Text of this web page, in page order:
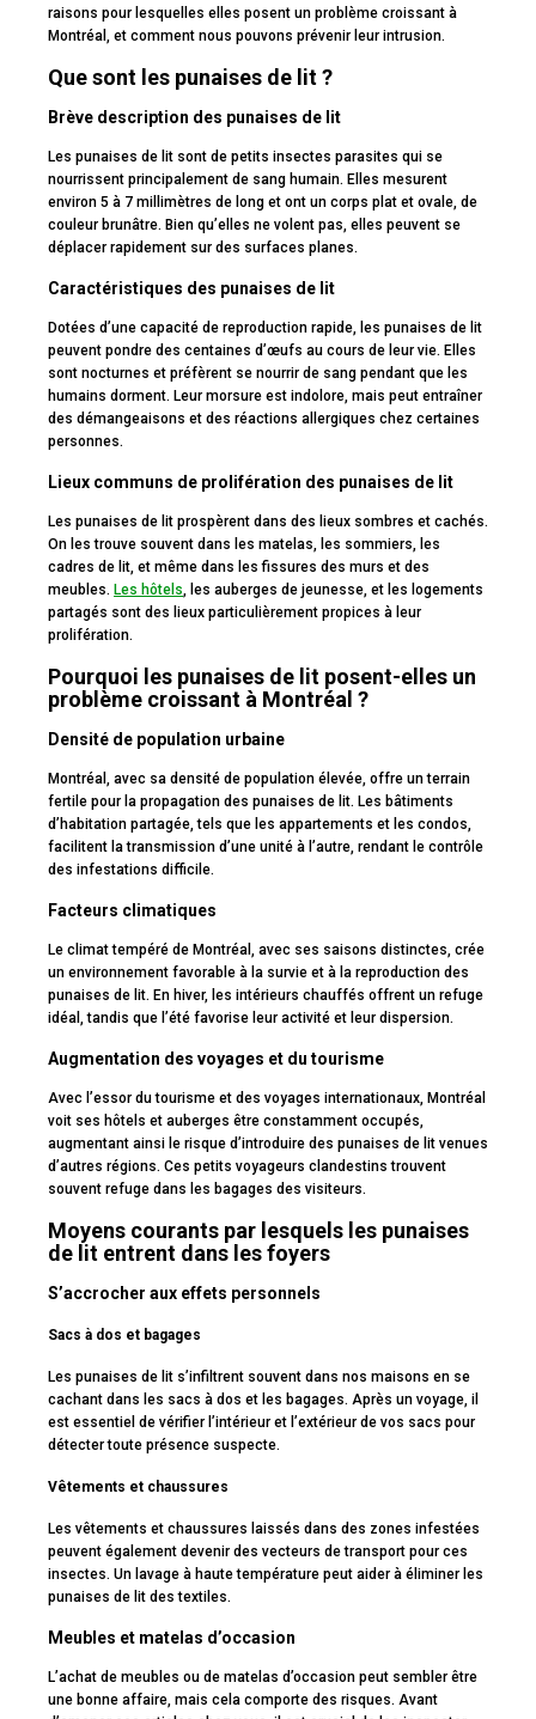
raisons pour lesquelles elles posent un problème croissant à
Montréal, et comment nous pouvons prévenir leur intrusion.
Que sont les punaises de lit ?
Brève description des punaises de lit
Les punaises de lit sont de petits insectes parasites qui se
nourrissent principalement de sang humain. Elles mesurent
environ 5 à 7 millimètres de long et ont un corps plat et ovale, de
couleur brunâtre. Bien qu’elles ne volent pas, elles peuvent se
déplacer rapidement sur des surfaces planes.
Caractéristiques des punaises de lit
Dotées d’une capacité de reproduction rapide, les punaises de lit
peuvent pondre des centaines d’œufs au cours de leur vie. Elles
sont nocturnes et préfèrent se nourrir de sang pendant que les
humains dorment. Leur morsure est indolore, mais peut entraîner
des démangeaisons et des réactions allergiques chez certaines
personnes.
Lieux communs de prolifération des punaises de lit
Les punaises de lit prospèrent dans des lieux sombres et cachés.
On les trouve souvent dans les matelas, les sommiers, les
cadres de lit, et même dans les fissures des murs et des
meubles. Les hôtels, les auberges de jeunesse, et les logements
partagés sont des lieux particulièrement propices à leur
prolifération.
Pourquoi les punaises de lit posent-elles un
problème croissant à Montréal ?
Densité de population urbaine
Montréal, avec sa densité de population élevée, offre un terrain
fertile pour la propagation des punaises de lit. Les bâtiments
d’habitation partagée, tels que les appartements et les condos,
facilitent la transmission d’une unité à l’autre, rendant le contrôle
des infestations difficile.
Facteurs climatiques
Le climat tempéré de Montréal, avec ses saisons distinctes, crée
un environnement favorable à la survie et à la reproduction des
punaises de lit. En hiver, les intérieurs chauffés offrent un refuge
idéal, tandis que l’été favorise leur activité et leur dispersion.
Augmentation des voyages et du tourisme
Avec l’essor du tourisme et des voyages internationaux, Montréal
voit ses hôtels et auberges être constamment occupés,
augmentant ainsi le risque d’introduire des punaises de lit venues
d’autres régions. Ces petits voyageurs clandestins trouvent
souvent refuge dans les bagages des visiteurs.
Moyens courants par lesquels les punaises
de lit entrent dans les foyers
S’accrocher aux effets personnels
Sacs à dos et bagages
Les punaises de lit s’infiltrent souvent dans nos maisons en se
cachant dans les sacs à dos et les bagages. Après un voyage, il
est essentiel de vérifier l’intérieur et l’extérieur de vos sacs pour
détecter toute présence suspecte.
Vêtements et chaussures
Les vêtements et chaussures laissés dans des zones infestées
peuvent également devenir des vecteurs de transport pour ces
insectes. Un lavage à haute température peut aider à éliminer les
punaises de lit des textiles.
Meubles et matelas d’occasion
L’achat de meubles ou de matelas d’occasion peut sembler être
une bonne affaire, mais cela comporte des risques. Avant